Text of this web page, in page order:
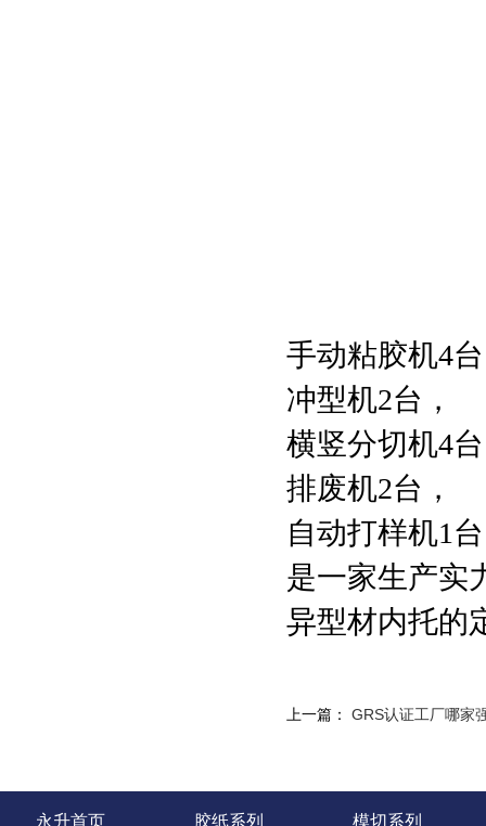
手动粘胶机4
冲型机2台，
横竖分切机4
排废机2台，
自动打样机1
是一家生产实
异型材内托的
上一篇： GRS认证工厂哪家
永升首页 胶纸系列 模切系列